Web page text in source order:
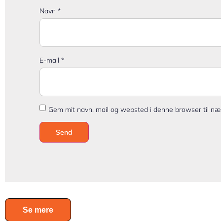
Navn *
E-mail *
Gem mit navn, mail og websted i denne browser til
Se mere